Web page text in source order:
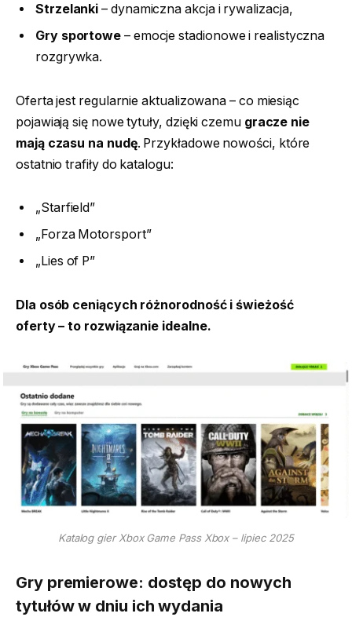
Strzelanki – dynamiczna akcja i rywalizacja,
Gry sportowe – emocje stadionowe i realistyczna
rozgrywka.
Oferta jest regularnie aktualizowana – co miesiąc
pojawiają się nowe tytuły, dzięki czemu gracze nie
mają czasu na nudę. Przykładowe nowości, które
ostatnio trafiły do katalogu:
„Starfield”
„Forza Motorsport”
„Lies of P”
Dla osób ceniących różnorodność i świeżość
oferty – to rozwiązanie idealne.
Katalog gier Xbox Game Pass Xbox – lipiec 2025
Gry premierowe: dostęp do nowych
tytułów w dniu ich wydania